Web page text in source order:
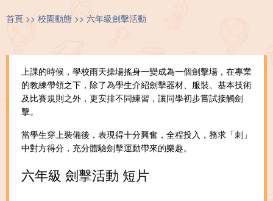
首頁 校園動態 六年級劍擊活動
上課的時候，學校雨天操場搖身一變成為一個劍擊場，在專業
的教練帶領之下，除了為學生介紹劍擊器材、服裝、基本技術
及比賽規則之外，更安排不同練習，讓同學初步嘗試接觸劍
擊。
當學生穿上裝備後，表現得十分興奮，全程投入，務求「刺」
中對方得分，充分體驗劍擊運動帶來的樂趣。
六年級 劍擊活動 短片